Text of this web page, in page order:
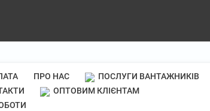
ПРО НАС
ПОСЛУГИ ВАНТАЖНИКІВ
ОПТОВИМ КЛІЄНТАМ